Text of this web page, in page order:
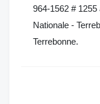
964-1562 #
Nationale -
Terrebonne.